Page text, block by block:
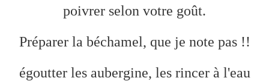
poivrer selon votre goût.
Préparer la béchamel, que je note pas !!
égoutter les aubergine, les rincer à l'eau